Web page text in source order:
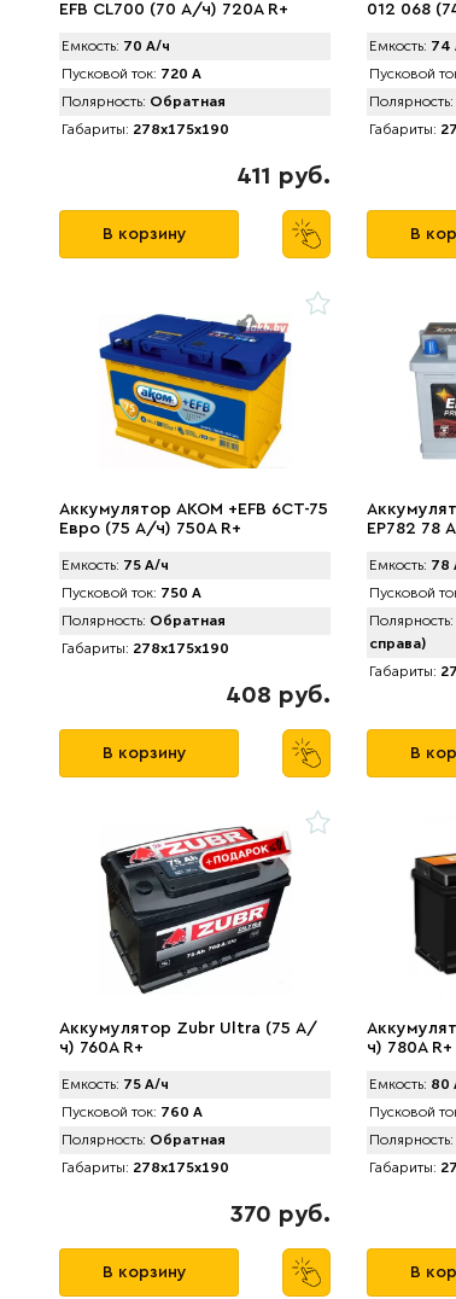
EFB CL700 (70 А/ч) 720A R+
Емкость: 70 А/ч
Пусковой ток: 720 А
Полярность: Обратная
Габариты: 278x175x190
411 руб.
В корзину
012 068
Емкость: 74
Пусковой
Полярность:
Габариты:
В
Аккумулятор AКОМ +EFB 6CT-75
Евро (75 А/ч) 750А R+
Емкость: 75 А/ч
Пусковой ток: 750 А
Полярность: Обратная
Габариты: 278x175x190
408 руб.
В корзину
EP782 78
Емкость: 78
Пусковой
Полярность:
справа)
Габариты:
В
Аккумулятор Zubr Ultra (75 А/
ч) 760А R+
Емкость: 75 А/ч
Пусковой ток: 760 А
Полярность: Обратная
Габариты: 278x175x190
370 руб.
В корзину
ч) 780A R+
Емкость: 80
Пусковой
Полярность:
Габариты:
В